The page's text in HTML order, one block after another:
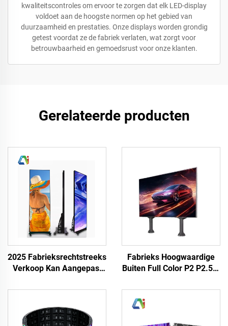
kwaliteitscontroles om ervoor te zorgen dat elk LED-display
voldoet aan de hoogste normen op het gebied van
duurzaamheid en prestaties. Onze displays worden grondig
getest voordat ze de fabriek verlaten, wat zorgt voor
betrouwbaarheid en gemoedsrust voor onze klanten.
Gerelateerde producten
2025 Fabrieksrechtstreeks
Verkoop Kan Aangepast
Volle Kleur P3 P4 LED
Binnen Buiten Nieuw
Fabrieks Hoogwaardige
Buiten Full Color P2 P2.5 &
& Concertscherm